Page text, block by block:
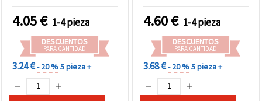
4.05€ 1-4 pieza
DESCUENTOS
PARA CANTIDAD
3.24 €- 20 %5 pieza +
4.60€ 1-4 pieza
DESCUENTOS
PARA CANTIDAD
3.68 €- 20 %5 pieza +